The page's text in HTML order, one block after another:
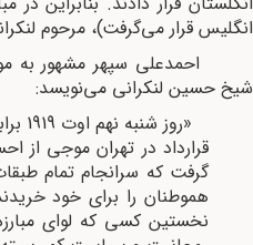
انگلیس قرار مى‌گرفت)، مرحوم
احمدعلى سپهر مشهور به
شیخ حسین لنکرانى مى‌نویسد:
قرارداد در تهران موجى از
گرفت که سرانجام تمام
هموطنان را براى خود
نخستین کسى که لواى